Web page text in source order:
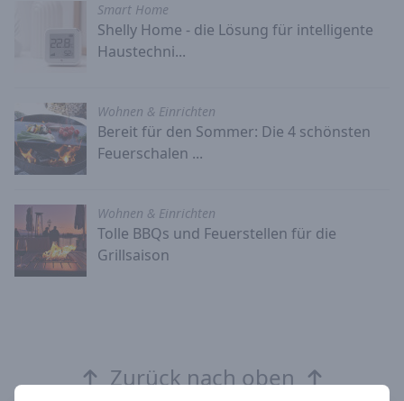
Smart Home
Shelly Home - die Lösung für intelligente
Haustechni...
Wohnen & Einrichten
Bereit für den Sommer: Die 4 schönsten
Feuerschalen ...
Wohnen & Einrichten
Tolle BBQs und Feuerstellen für die
Grillsaison
Zurück nach oben